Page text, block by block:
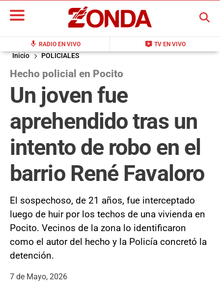
mic RADIO EN VIVO live_tv TV EN VIVO
BUSCAR
Inicio POLICIALES
Hecho policial en Pocito
Un joven fue
aprehendido tras un
intento de robo en el
barrio René Favaloro
El sospechoso, de 21 años, fue interceptado
luego de huir por los techos de una vivienda en
Pocito. Vecinos de la zona lo identificaron
como el autor del hecho y la Policía concretó la
detención.
7 de Mayo, 2026